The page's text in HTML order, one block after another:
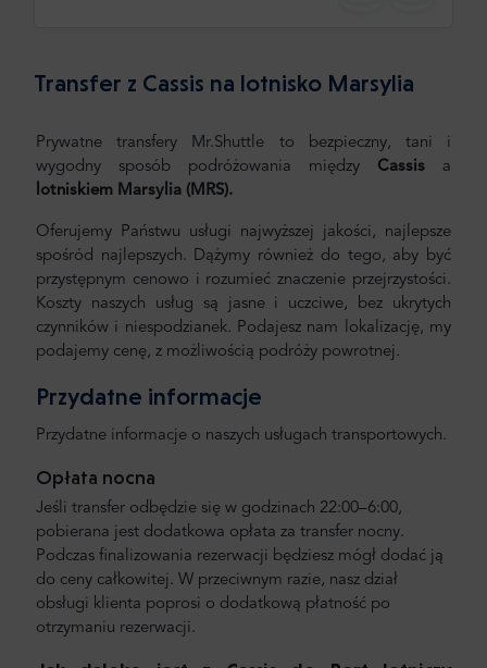
Transfer z Cassis na lotnisko Marsylia
Prywatne transfery Mr.Shuttle to bezpieczny, tani i
wygodny sposób podróżowania między Cassis a
lotniskiem Marsylia (MRS).
Oferujemy Państwu usługi najwyższej jakości, najlepsze
spośród najlepszych. Dążymy również do tego, aby być
przystępnym cenowo i rozumieć znaczenie przejrzystości.
Koszty naszych usług są jasne i uczciwe, bez ukrytych
czynników i niespodzianek. Podajesz nam lokalizację, my
podajemy cenę, z możliwością podróży powrotnej.
Przydatne informacje
Przydatne informacje o naszych usługach transportowych.
Opłata nocna
Jeśli transfer odbędzie się w godzinach 22:00–6:00,
pobierana jest dodatkowa opłata za transfer nocny.
Podczas finalizowania rezerwacji będziesz mógł dodać ją
do ceny całkowitej. W przeciwnym razie, nasz dział
obsługi klienta poprosi o dodatkową płatność po
otrzymaniu rezerwacji.